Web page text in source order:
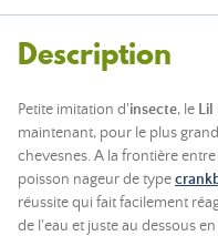
Description
Petite imitation d'insecte, le Lil
maintenant, pour le plus
chevesnes. A la frontière
poisson nageur de type
réussite qui fait facilement
de l'eau et juste au dessous